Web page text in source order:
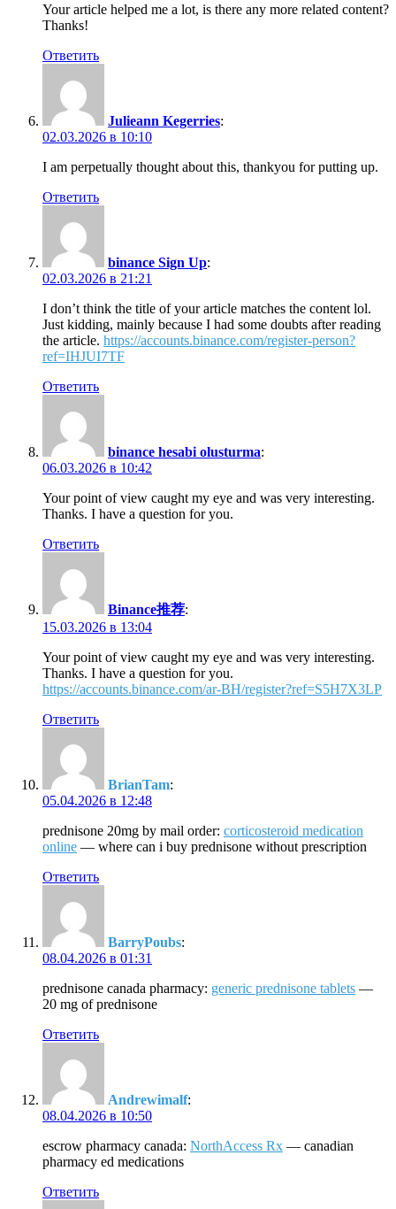
Your article helped me a lot, is there any more related content?
Thanks!
Ответить
Julieann Kegerries:
02.03.2026 в 10:10
I am perpetually thought about this, thankyou for putting up.
Ответить
binance Sign Up:
02.03.2026 в 21:21
I don’t think the title of your article matches the content lol.
Just kidding, mainly because I had some doubts after reading
the article. https://accounts.binance.com/register-person?
ref=IHJUI7TF
Ответить
binance hesabi olusturma:
06.03.2026 в 10:42
Your point of view caught my eye and was very interesting.
Thanks. I have a question for you.
Ответить
Binance推荐:
15.03.2026 в 13:04
Your point of view caught my eye and was very interesting.
Thanks. I have a question for you.
https://accounts.binance.com/ar-BH/register?ref=S5H7X3LP
Ответить
BrianTam:
05.04.2026 в 12:48
prednisone 20mg by mail order: corticosteroid medication
online — where can i buy prednisone without prescription
Ответить
BarryPoubs:
08.04.2026 в 01:31
prednisone canada pharmacy: generic prednisone tablets —
20 mg of prednisone
Ответить
Andrewimalf:
08.04.2026 в 10:50
escrow pharmacy canada: NorthAccess Rx — canadian
pharmacy ed medications
Ответить